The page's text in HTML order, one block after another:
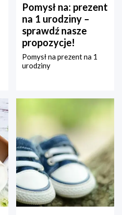
Pomysł na: prezent
na 1 urodziny –
sprawdź nasze
propozycje!
Pomysł na prezent na 1
urodziny